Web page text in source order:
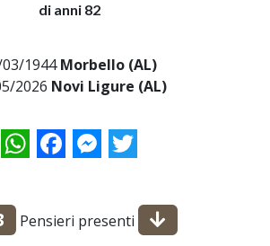
di anni 82
1944Morbello (AL)
2026 Novi Ligure (AL)
WhatsAppFacebookMessenger
Twitter
Pensieri presenti